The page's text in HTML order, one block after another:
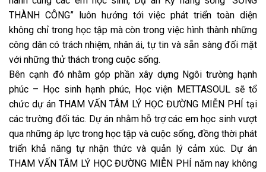
THÀNH CÔNG” luôn hướng tới việc phát triển toàn diện
không chỉ trong học tập mà còn trong việc hình thành những
công dân có trách nhiệm, nhân ái, tự tin và sẵn sàng đối mặt
với những thử thách trong cuộc sống.
Bên cạnh đó nhằm góp phần xây dựng Ngôi trường hạnh
phúc – Học sinh hạnh phúc, Học viện METTASOUL sẽ tổ
chức dự án THAM VẤN TÂM LÝ HỌC ĐƯỜNG MIỄN PHÍ tại
các trường đối tác. Dự án nhằm hỗ trợ các em học sinh vượt
qua những áp lực trong học tập và cuộc sống, đồng thời phát
triển khả năng tự nhận thức và quản lý cảm xúc. Dự án
THAM VẤN TÂM LÝ HỌC ĐƯỜNG MIỄN PHÍ năm nay không